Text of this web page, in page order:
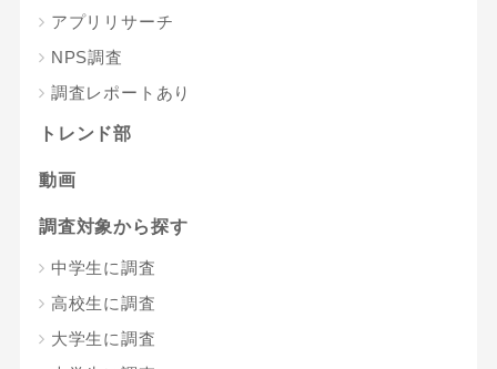
アプリリサーチ
NPS調査
調査レポートあり
トレンド部
動画
調査対象から探す
中学生に調査
高校生に調査
大学生に調査